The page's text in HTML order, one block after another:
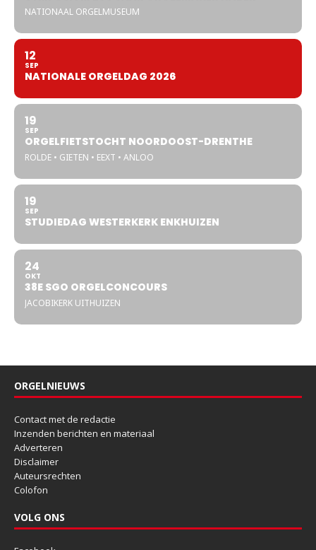
NATIONAAL ORGELMUSEUM
12
SEP
NATIONALE ORGELDAG 2026
19
SEP
ORGELFIETSTOCHT NOORDOOST-DRENTHE
ROLDE • GIETEN • EEXT • ANLOO
19
SEP
STUDIEDAG WESTERKERK ENKHUIZEN
24
OKT
38E SGO ORGELCONCOURS
JACOBIKERK UITHUIZEN
ORGELNIEUWS
Contact met de redactie
Inzenden berichten en materiaal
Adverteren
Disclaimer
Auteursrechten
Colofon
VOLG ONS